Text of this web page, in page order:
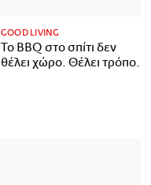
GOOD LIVING
Το BBQ στο σπίτι δεν
θέλει χώρο. Θέλει τρόπο.